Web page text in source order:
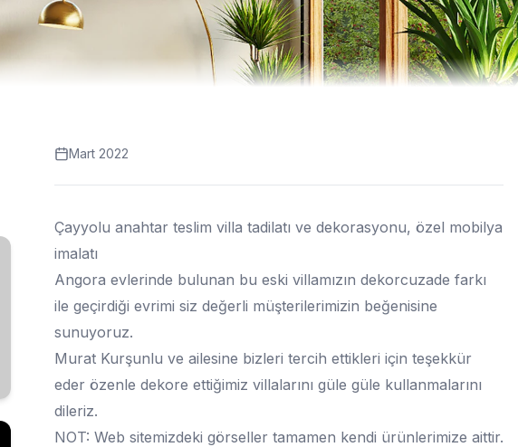
Mart 2022
Çayyolu anahtar teslim villa tadilatı ve dekorasyonu, özel mobilya
imalatı
Angora evlerinde bulunan bu eski villamızın dekorcuzade farkı
ile geçirdiği evrimi siz değerli müşterilerimizin beğenisine
sunuyoruz.
Murat Kurşunlu ve ailesine bizleri tercih ettikleri için teşekkür
eder özenle dekore ettiğimiz villalarını güle güle kullanmalarını
dileriz.
NOT: Web sitemizdeki görseller tamamen kendi ürünlerimize aittir.